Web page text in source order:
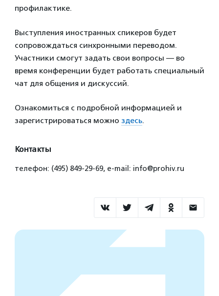
профилактике.
Выступления иностранных спикеров будет
сопровождаться синхронными переводом.
Участники смогут задать свои вопросы — во
время конференции будет работать специальный
чат для общения и дискуссий.
Ознакомиться с подробной информацией и
зарегистрироваться можно здесь.
Контакты
телефон: (495) 849-29-69, e-mail: info@prohiv.ru